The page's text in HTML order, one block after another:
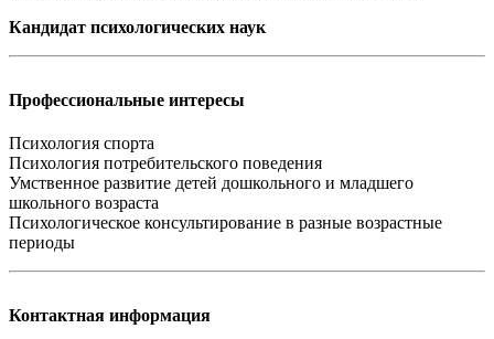
Кандидат психологических наук
Профессиональные интересы
Психология спорта
Психология потребительского поведения
Умственное развитие детей дошкольного и младшего
школьного возраста
Психологическое консультирование в разные возрастные
периоды
Контактная информация